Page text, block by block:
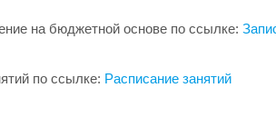
на бюджетной основе по ссылке:
по ссылке: Расписание занятий